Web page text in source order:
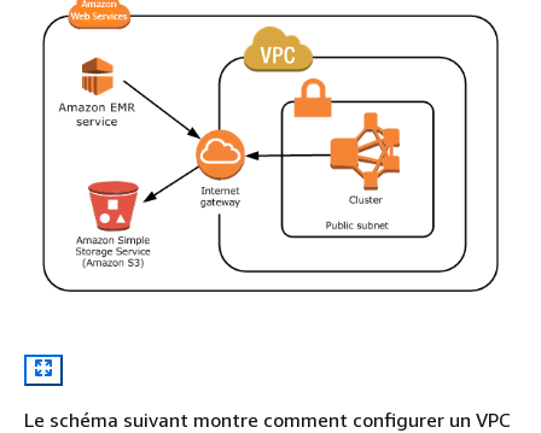
Le schéma suivant montre comment configurer un VPC